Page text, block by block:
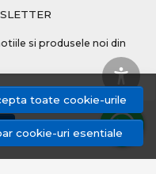
toate cookie-urile
cookie-uri esentiale
si produsele noi din